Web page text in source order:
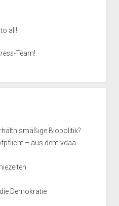
all!
-Team!
Biopolitik?
– aus dem vdää
Demokratie